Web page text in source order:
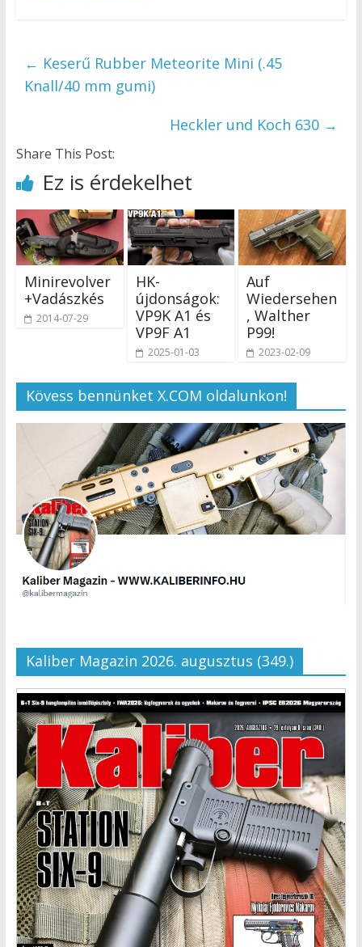
← Keserű Rubber Meteorite Mini (.45
Knall/40 mm gumi)
Heckler und Koch 630 →
Share This Post:
Ez is érdekelhet
Minirevolver
+Vadászkés
2014-07-29
HK-
újdonságok:
VP9K A1 és
VP9F A1
2025-01-03
Auf
Wiedersehen
, Walther
P99!
2023-02-09
Kövess bennünket X.COM oldalunkon!
Kaliber Magazin 2026. augusztus (349.)